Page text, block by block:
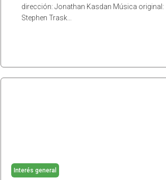
dirección: Jonathan Kasdan Música original:
Stephen Trask…
Interés general